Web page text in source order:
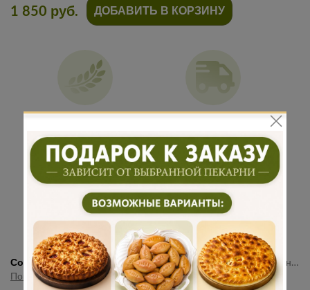
Традиционная
Бережная
Подарок к
каждому
Много
начинки
1 850 руб. ДОБАВИТЬ В КОРЗИНУ
Состав:Мука пшеничная высшего сорта, молоко, яйцо куриное, сахар, соль, дрожжи, масло сливочное, куриная грудка, картофель, лук репчатый, перец чёрный молотый
Показать полностью